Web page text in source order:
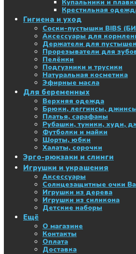
Купальники и
Крестильная
Гигиена и уход
Соски-пустышки BIBS
Аксессуары для
Держатели для
Прорезыватели для
Пелёнки
Подгузники и трусики
Натуральная косметика
Эфирные масла
Для беременных
Верхняя одежда
Брюки, леггинсы,
Платья, сарафаны
Рубашки, туники, худи,
Футболки и майки
Шорты, юбки
Халаты, сорочки
Эрго-рюкзаки и слинги
Игрушки и украшения
Аксессуары
Солнцезащитные очки
Игрушки из дерева
Игрушки из силикона
Детские наборы
Ещё
О магазине
Контакты
Оплата
Доставка